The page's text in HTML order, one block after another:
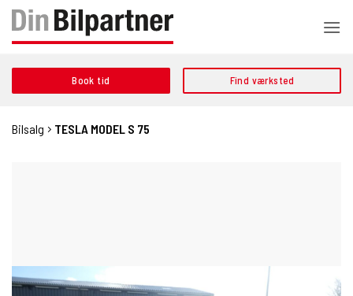
Fortsæt
indhold
Book tid Find værksted
Bilsalg TESLA MODEL S 75